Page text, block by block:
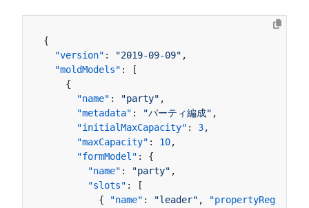
{
"version" : "2019-09-09" ,
"moldModels" :
[
{
"name" : "party" ,
"metadata" : "パーティ編成" ,
"initialMaxCapacity" : 3,
"maxCapacity" : 10,
"formModel" :
{
"name" : "party" ,
"slots" :
[
{
"name" : "leader" , "propertyRegex"